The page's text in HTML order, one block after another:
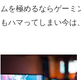
ムを極めるならゲーミ
もハマってしまい今は